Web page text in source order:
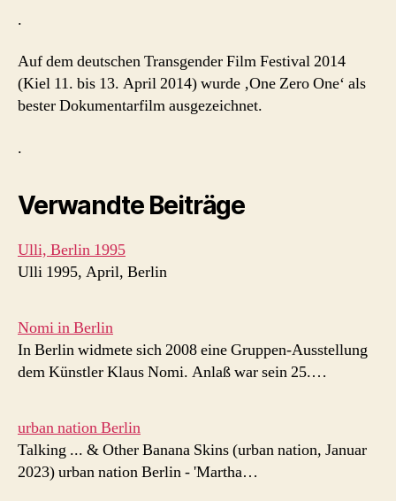
.
Auf dem deutschen Transgender Film Festival 2014
(Kiel 11. bis 13. April 2014) wurde ‚One Zero One‘ als
bester Dokumentarfilm ausgezeichnet.
.
Verwandte Beiträge
Ulli, Berlin 1995
Ulli 1995, April, Berlin
Nomi in Berlin
In Berlin widmete sich 2008 eine Gruppen-Ausstellung
dem Künstler Klaus Nomi. Anlaß war sein 25.…
urban nation Berlin
Talking ... & Other Banana Skins (urban nation, Januar
2023) urban nation Berlin - 'Martha…